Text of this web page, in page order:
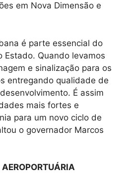
em Nova Dimensão e
é parte essencial do
Estado. Quando levamos
e sinalização para os
entregando qualidade de
É assim
mais fortes e
para um novo ciclo de
o governador Marcos